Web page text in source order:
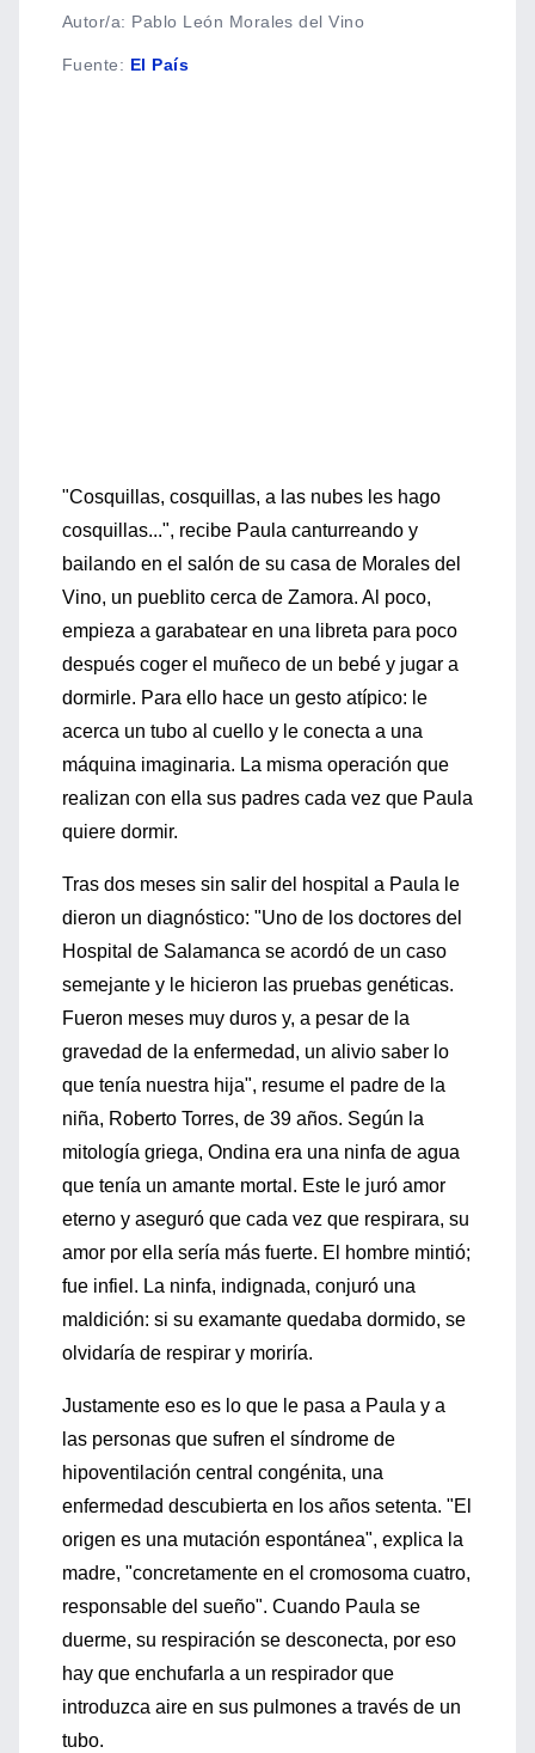
Autor/a: Pablo León Morales del Vino
Fuente: El País
"Cosquillas, cosquillas, a las nubes les hago
cosquillas...", recibe Paula canturreando y
bailando en el salón de su casa de Morales del
Vino, un pueblito cerca de Zamora. Al poco,
empieza a garabatear en una libreta para poco
después coger el muñeco de un bebé y jugar a
dormirle. Para ello hace un gesto atípico: le
acerca un tubo al cuello y le conecta a una
máquina imaginaria. La misma operación que
realizan con ella sus padres cada vez que Paula
quiere dormir.
Tras dos meses sin salir del hospital a Paula le
dieron un diagnóstico: "Uno de los doctores del
Hospital de Salamanca se acordó de un caso
semejante y le hicieron las pruebas genéticas.
Fueron meses muy duros y, a pesar de la
gravedad de la enfermedad, un alivio saber lo
que tenía nuestra hija", resume el padre de la
niña, Roberto Torres, de 39 años. Según la
mitología griega, Ondina era una ninfa de agua
que tenía un amante mortal. Este le juró amor
eterno y aseguró que cada vez que respirara, su
amor por ella sería más fuerte. El hombre mintió;
fue infiel. La ninfa, indignada, conjuró una
maldición: si su examante quedaba dormido, se
olvidaría de respirar y moriría.
Justamente eso es lo que le pasa a Paula y a
las personas que sufren el síndrome de
hipoventilación central congénita, una
enfermedad descubierta en los años setenta. "El
origen es una mutación espontánea", explica la
madre, "concretamente en el cromosoma cuatro,
responsable del sueño". Cuando Paula se
duerme, su respiración se desconecta, por eso
hay que enchufarla a un respirador que
introduzca aire en sus pulmones a través de un
tubo.